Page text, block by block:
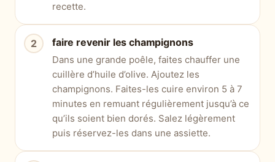
recette.
faire revenir les champignons
Dans une grande poêle, faites chauffer une
cuillère d’huile d’olive. Ajoutez les
champignons. Faites-les cuire environ 5 à 7
minutes en remuant régulièrement jusqu’à ce
qu’ils soient bien dorés. Salez légèrement
puis réservez-les dans une assiette.